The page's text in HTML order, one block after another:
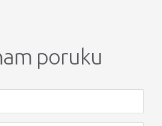
poruku